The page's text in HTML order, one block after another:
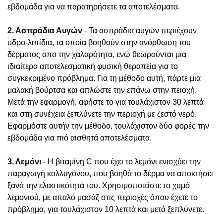
εβδομάδα για να παρατηρήσετε τα αποτελέσματα.
2. Ασπράδια Αυγών - Τα ασπράδια αυγών περιέχουν
υδρο-λιπίδια, τα οποία βοηθούν στην ανόρθωση του
δέρματος απο την χαλαρότητα, ενώ θεωρούνται μια
ιδιαίτερα αποτελεσματική φυσική θεραπεία για το
συγκεκριμένο πρόβλημα. Για τη μέθοδο αυτή, πάρτε μια
μαλακή βούρτσα και απλώστε την επάνω στην πειοχή.
Μετά την εφαρμογή, αφήστε το για τουλάχιστον 30 λεπτά
και στη συνέχεια ξεπλύνετε την περιοχή με ζεστό νερό.
Εφαρμόστε αυτήν την μέθοδο, τουλάχιστον δύο φορές την
εβδομάδα για πιό αισθητά αποτελέσματα.
3. Λεμόνι - Η βιταμίνη C που έχει το λεμόνι ενισχύει την
παραγωγή κολλαγόνου, που βοηθά το δέρμα να αποκτήσει
ξανά την ελαστικότητά του. Χρησιμοποιείστε το χυμό
λεμονιού, με απαλό μασάζ στις περιοχές όπου έχετε το
πρόβλημα, για τουλάχιστον 10 λεπτά και μετά ξεπλύνετε.